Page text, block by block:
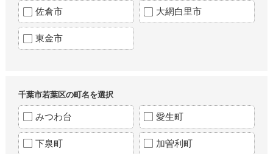
佐倉市 大網白里市
東金市
千葉市若葉区の町名を選択
みつわ台 愛生町
下泉町 加曽利町